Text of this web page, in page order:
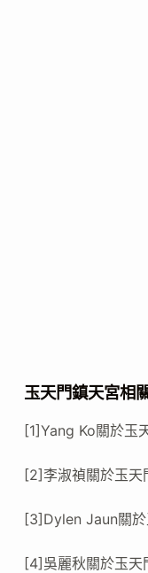
玉天門鎮天宮相
[1]Yang Ko關於玉
[2]李淑禎關於玉天
[3]Dylen Jaun關於
[4]吳麗秋關於玉天